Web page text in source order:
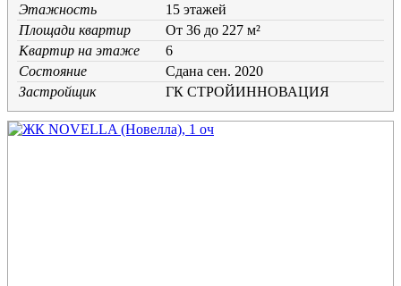
Этажность
15 этажей
Площади квартир
От 36 до 227 м²
Квартир на этаже
6
Состояние
Cдана сен. 2020
Застройщик
ГК СТРОЙИННОВАЦИЯ